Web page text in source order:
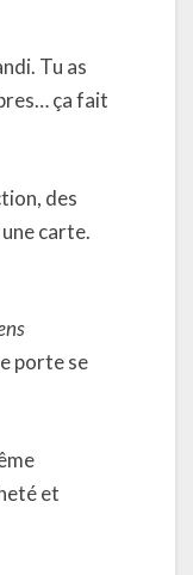
Tu as
ça fait
des
carte.
porte se
et